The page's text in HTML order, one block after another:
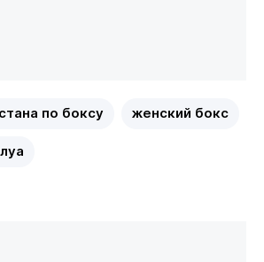
по боксу женский бокс